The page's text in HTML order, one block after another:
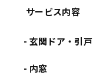
サービス内容
- 玄関ドア・引戸
- 内窓